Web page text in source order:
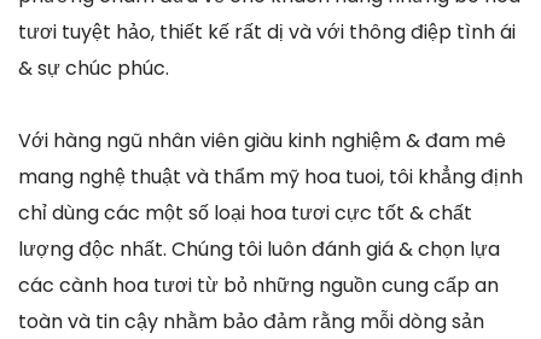
tươi tuyệt hảo, thiết kế rất dị và với thông điệp tình ái
& sự chúc phúc.
Với hàng ngũ nhân viên giàu kinh nghiệm & đam mê
mang nghệ thuật và thẩm mỹ hoa tuoi, tôi khẳng định
chỉ dùng các một số loại hoa tươi cực tốt & chất
lượng độc nhất. Chúng tôi luôn đánh giá & chọn lựa
các cành hoa tươi từ bỏ những nguồn cung cấp an
toàn và tin cậy nhằm bảo đảm rằng mỗi dòng sản